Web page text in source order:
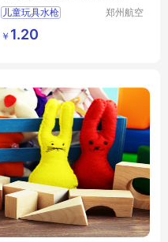
水 玩具批发
儿童玩具水枪
戏水玩具滋水枪
郑州航空
￥ 1.20